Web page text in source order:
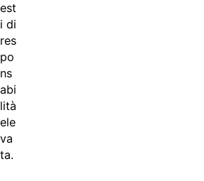
est
i di
res
po
ns
abi
lità
ele
va
ta.